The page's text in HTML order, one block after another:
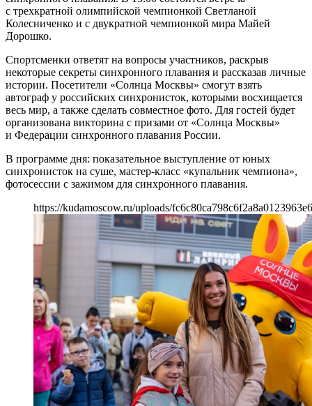
с трехкратной олимпийской чемпионкой Светланой
Колесниченко и с двукратной чемпионкой мира Майей
Дорошко.
Спортсменки ответят на вопросы участников, раскрыв
некоторые секреты синхронного плавания и рассказав личные
истории. Посетители «Солнца Москвы» смогут взять
автограф у российских синхронисток, которыми восхищается
весь мир, а также сделать совместное фото. Для гостей будет
организована викторина с призами от «Солнца Москвы»
и Федерации синхронного плавания России.
В программе дня: показательное выступление от юных
синхронисток на суше, мастер-класс «купальник чемпиона»,
фотосессии с зажимом для синхронного плавания.
https://kudamoscow.ru/uploads/